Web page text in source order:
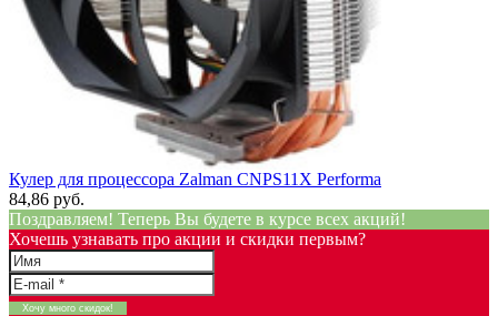
Кулер для процессора Zalman CNPS11X Performa
84,86 руб.
Поздравляем! Теперь Вы будете в курсе всех акций!
Хочешь узнавать про акции и скидки первым?